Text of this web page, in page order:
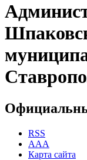
RSS
AAA
Карта сайта